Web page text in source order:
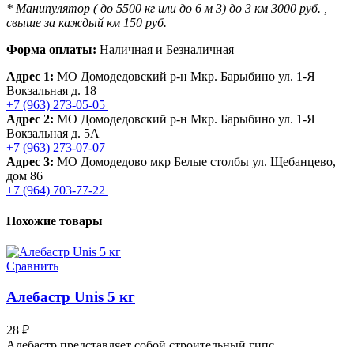
* Манипулятор ( до 5500 кг или до 6 м 3) до 3 км 3000 руб. ,
свыше за каждый км 150 руб.
Форма оплаты: Наличная и Безналичная
Адрес 1: МО Домодедовский р-н Мкр. Барыбино ул. 1-Я
Вокзальная д. 18
+7 (963) 273-05-05
Адрес 2: МО Домодедовский р-н Мкр. Барыбино ул. 1-Я
Вокзальная д. 5А
+7 (963) 273-07-07
Адрес 3: МО Домодедово мкр Белые столбы ул. Щебанцево,
дом 86
+7 (964) 703-77-22
Похожие товары
Сравнить
Алебастр Unis 5 кг
28 ₽